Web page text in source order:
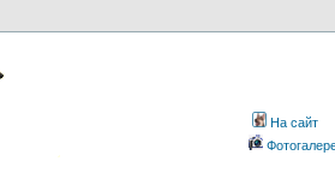
На сайт